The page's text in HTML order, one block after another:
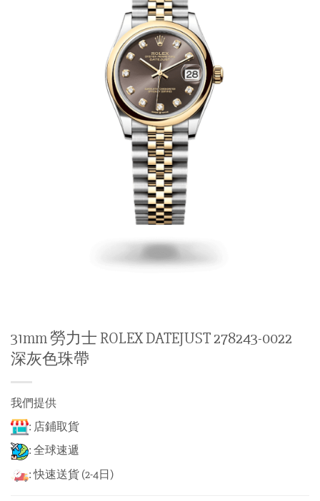
31mm 勞力士 ROLEX DATEJUST 278243-0022
深灰色珠帶
我們提供
: 店鋪取貨
: 全球速遞
: 快速送貨 (2-4日)